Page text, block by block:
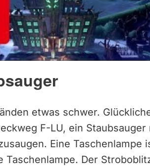
etwas schwer.
F-LU, ein
Eine Taschenlampe
Der